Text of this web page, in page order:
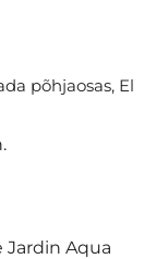
põhjaosas, El
Jardin Aqua